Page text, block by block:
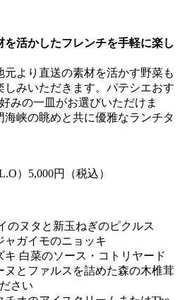
活かしたフレンチを手軽に楽し
より直送の素材を活かす野菜も
みいただきます。パテシエおす
みの一皿がお選びいただけま
峡の眺めと共に優雅なランチタ
）5,000円（税込）
のヌタと新玉ねぎのピクルス
ャガイモのニョッキ
キ 白菜のソース・コトリヤード
ヌとファルスを詰めた森の木椎茸
さい